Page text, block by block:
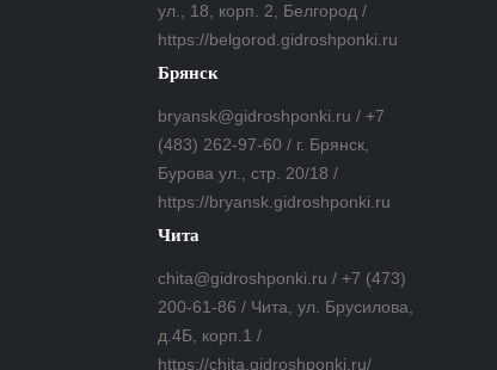
ул., 18, корп. 2, Белгород /
https://belgorod.gidroshponki.ru
Брянск
bryansk@gidroshponki.ru / +7
(483) 262-97-60 / г. Брянск,
Бурова ул., стр. 20/18 /
https://bryansk.gidroshponki.ru
Чита
chita@gidroshponki.ru / +7 (473)
200-61-86 / Чита, ул. Брусилова,
д.4Б, корп.1 /
https://chita.gidroshponki.ru/